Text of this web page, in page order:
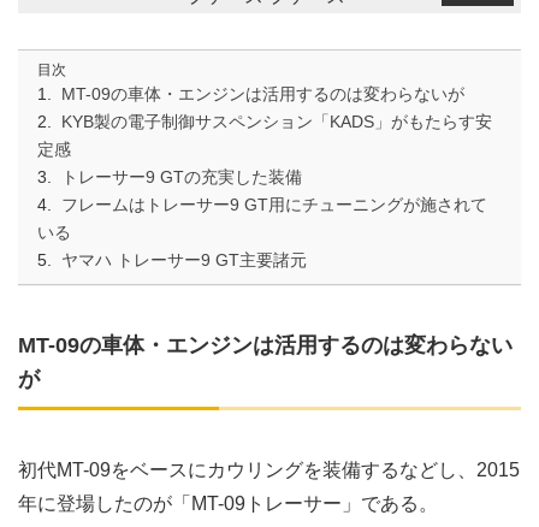
目次
MT-09の車体・エンジンは活用するのは変わらないが
KYB製の電子制御サスペンション「KADS」がもたらす安
定感
トレーサー9 GTの充実した装備
フレームはトレーサー9 GT用にチューニングが施されて
いる
ヤマハ トレーサー9 GT主要諸元
MT-09の車体・エンジンは活用するのは変わらない
が
初代MT-09をベースにカウリングを装備するなどし、2015
年に登場したのが「MT-09トレーサー」である。